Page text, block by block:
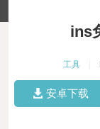
ins
工具
安卓下载